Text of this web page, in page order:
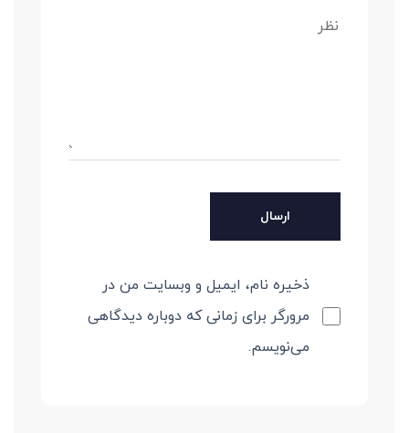
ذخیره نام، ایمیل و وبسایت من در
مرورگر برای زمانی که دوباره دیدگاهی
می‌نویسم.